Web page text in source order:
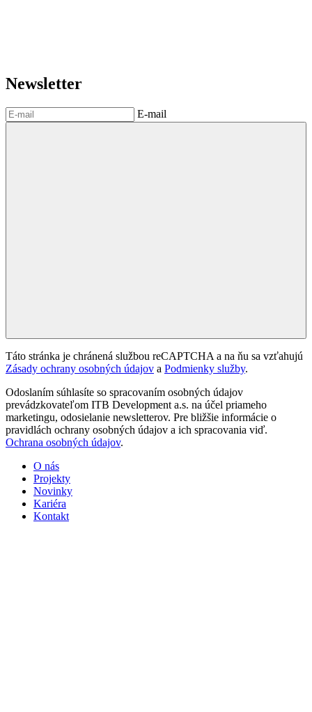
Newsletter
E-mail
Táto stránka je chránená službou reCAPTCHA a na ňu sa vzťahujú
Zásady ochrany osobných údajov a Podmienky služby.
Odoslaním súhlasíte so spracovaním osobných údajov
prevádzkovateľom ITB Development a.s. na účel priameho
marketingu, odosielanie newsletterov. Pre bližšie informácie o
pravidlách ochrany osobných údajov a ich spracovania viď.
Ochrana osobných údajov.
O nás
Projekty
Novinky
Kariéra
Kontakt